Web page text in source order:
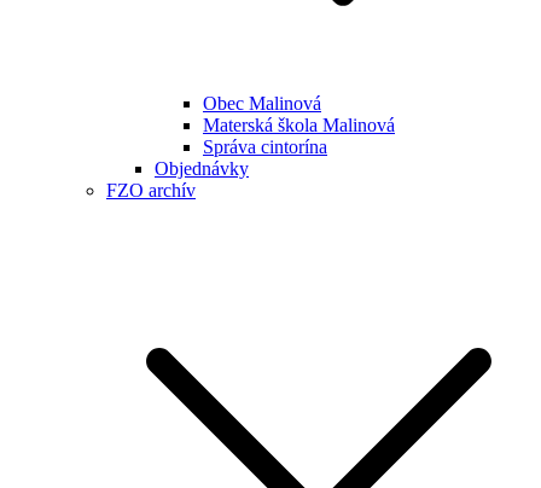
Obec Malinová
Materská škola Malinová
Správa cintorína
Objednávky
FZO archív